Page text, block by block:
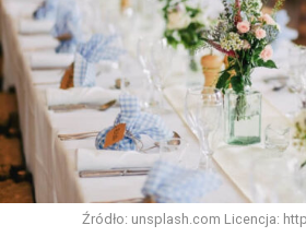
Źródło: unsplash.com Licencja: